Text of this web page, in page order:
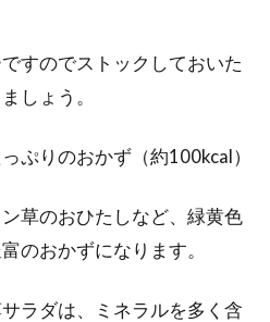
すのでストックしておいた
しょう。
ぷりのおかず（約100kcal）
草のおひたしなど、緑黄色
のおかずになります。
ラダは、ミネラルを多く含